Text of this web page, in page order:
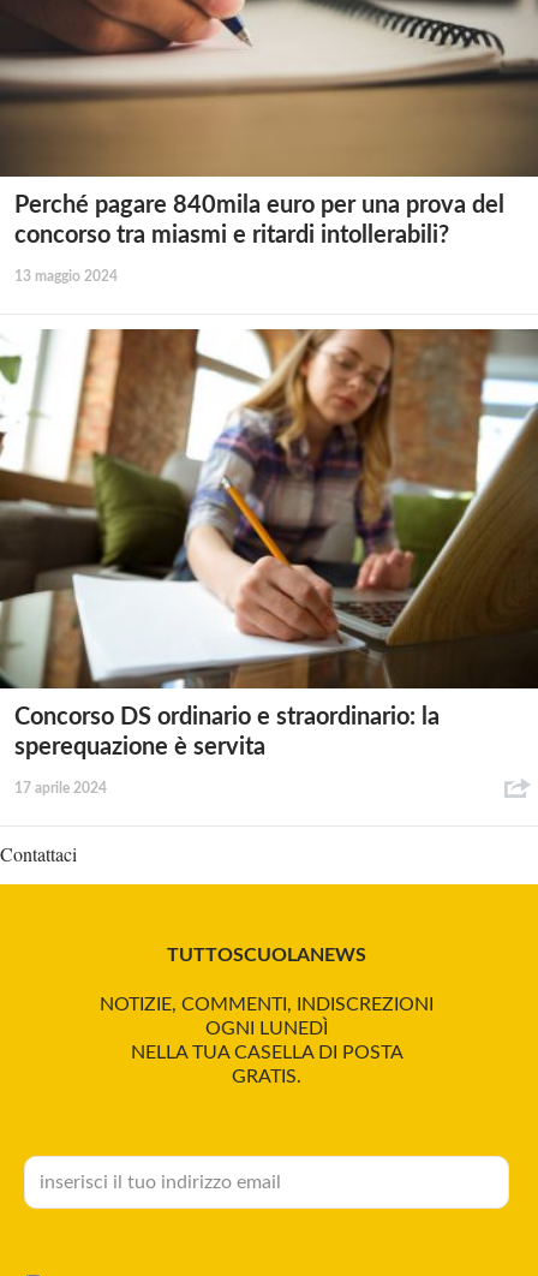
Perché pagare 840mila euro per una prova del
concorso tra miasmi e ritardi intollerabili?
13 maggio 2024
Concorso DS ordinario e straordinario: la
sperequazione è servita
17 aprile 2024
Contattaci
TUTTOSCUOLANEWS
NOTIZIE, COMMENTI, INDISCREZIONI
OGNI LUNEDÌ
NELLA TUA CASELLA DI POSTA
GRATIS.